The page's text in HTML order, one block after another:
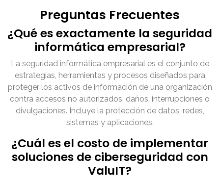
Preguntas Frecuentes
¿Qué es exactamente la seguridad
informática empresarial?
La seguridad informática empresarial es el conjunto de
estrategias, herramientas y procesos diseñados para
proteger los activos de información de una organización
contra accesos no autorizados, daños, interrupciones o
divulgaciones. Incluye la protección de datos, redes,
sistemas y aplicaciones.
¿Cuál es el costo de implementar
soluciones de ciberseguridad con
ValuIT?